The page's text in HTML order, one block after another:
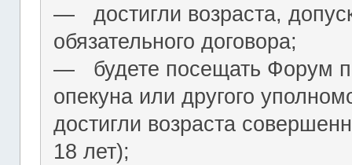
― достигли возраста,
обязательного договора;
― будете посещать Форум
опекуна или другого
достигли возраста
18 лет);